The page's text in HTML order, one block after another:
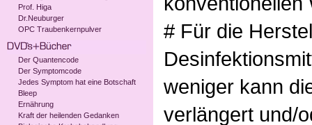
Prof. Higa
Dr.Neuburger
OPC Traubenkernpulver
Der Quantencode
Der Symptomcode
Jedes Symptom hat eine Botschaft
Bleep
Ernährung
Kraft der heilenden Gedanken
# Für die
weniger kann
verlängert und/